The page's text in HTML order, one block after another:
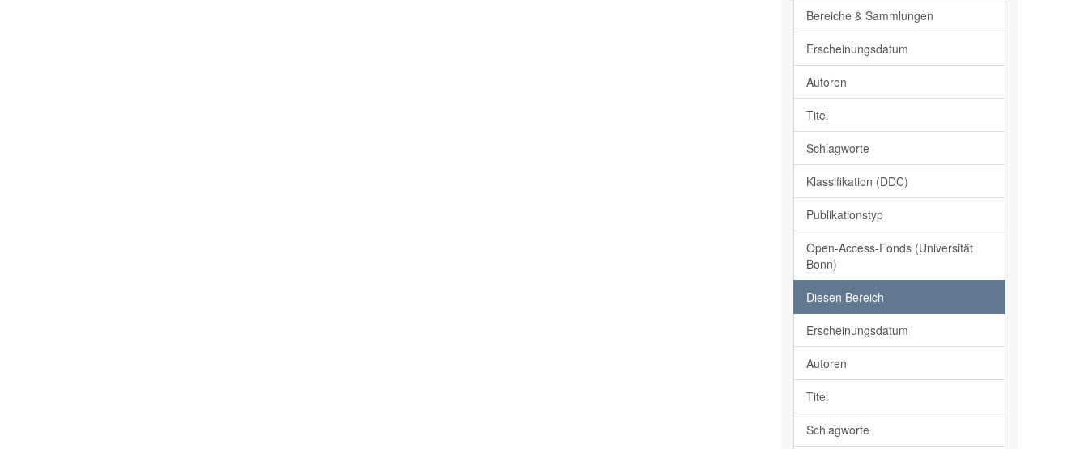
Bereiche & Sammlungen
Erscheinungsdatum
Autoren
Titel
Schlagworte
Klassifikation (DDC)
Publikationstyp
Open-Access-Fonds (Universität
Bonn)
Diesen Bereich
Erscheinungsdatum
Autoren
Titel
Schlagworte